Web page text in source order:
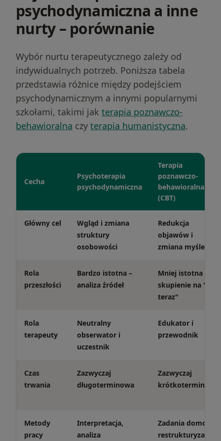
psychodynamiczna a inne
nurty – porównanie
Wybór nurtu terapeutycznego zależy od
indywidualnych potrzeb. Poniższa tabela
przedstawia różnice między podejściem
psychodynamicznym a innymi popularnymi
szkołami, takimi jak terapia poznawczo-
behawioralna czy terapia humanistyczna.
Cecha
Psychoterapia
psychodynamiczna
Terapia
poznawczo-
behawioralna
(CBT)
Główny cel
Wgląd i zmiana
struktury
osobowości
Redukcja
objawów i
zmiana myślenia
Rola
przeszłości
Bardzo istotna –
analiza źródeł
Mniej istotna –
skupienie na "tu i
teraz"
Rola
terapeuty
Neutralny
obserwator i
uczestnik
Edukator i
przewodnik
Czas
trwania
Zazwyczaj
długoterminowa
Zazwyczaj
krótkoterminowa
Metody
pracy
Interpretacja,
analiza
Zadania domowe,
restrukturyzacja